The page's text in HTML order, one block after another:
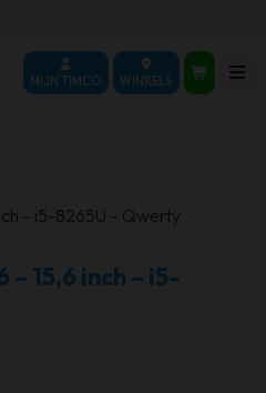
MIJN TIMCO WINKELS
– i5-8265U – Qwerty
– 15,6 inch – i5-